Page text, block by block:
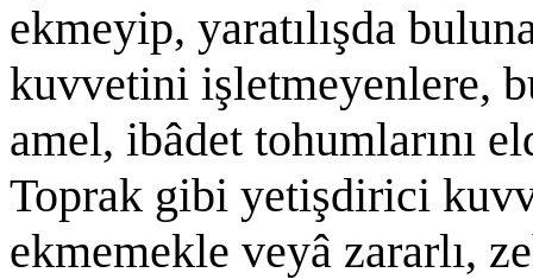
ekmeyip, yaratılışda
kuvvetini işletmeyenlere,
amel, ibâdet tohumlarını
Toprak gibi yetişdirici
ekmemekle veyâ zararlı,